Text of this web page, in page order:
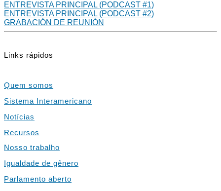
ENTREVISTA PRINCIPAL (PODCAST #1)
ENTREVISTA PRINCIPAL (PODCAST #2)
GRABACIÓN DE REUNIÓN
Links rápidos
Quem somos
Sistema Interamericano
Notícias
Recursos
Nosso trabalho
Igualdade de gênero
Parlamento aberto